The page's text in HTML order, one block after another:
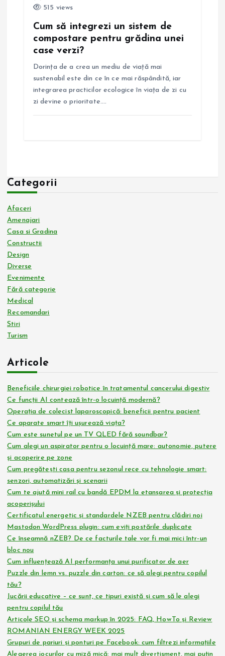
515 views
Cum să integrezi un sistem de
compostare pentru grădina unei
case verzi?
Dorința de a crea un mediu de viață mai
sustenabil este din ce în ce mai răspândită, iar
integrarea practicilor ecologice în viața de zi cu
zi devine o prioritate.…
Categorii
Afaceri
Amenajari
Casa si Gradina
Constructii
Design
Diverse
Evenimente
Fără categorie
Medical
Recomandari
Stiri
Turism
Articole
Beneficiile chirurgiei robotice în tratamentul cancerului digestiv
Ce funcții AI contează într-o locuință modernă?
Operația de colecist laparoscopică: beneficii pentru pacient
Ce aparate smart îți ușurează viața?
Cum este sunetul pe un TV QLED fără soundbar?
Cum alegi un aspirator pentru o locuință mare: autonomie, putere
și acoperire pe zone
Cum pregătești casa pentru sezonul rece cu tehnologie smart:
senzori, automatizări și scenarii
Cum te ajută mini rail cu bandă EPDM la etanșarea și protecția
acoperișului
Certificatul energetic și standardele NZEB pentru clădiri noi
Mastodon WordPress plugin: cum eviți postările duplicate
Ce înseamnă nZEB? De ce facturile tale vor fi mai mici într-un
bloc nou
Cum influențează AI performanța unui purificator de aer
Puzzle din lemn vs. puzzle din carton: ce să alegi pentru copilul
tău?
Jucării educative – ce sunt, ce tipuri există și cum să le alegi
pentru copilul tău
Articole SEO și schema markup în 2025: FAQ, HowTo și Review
ROMANIAN ENERGY WEEK 2025
Grupuri de pariuri și ponturi pe Facebook: cum filtrezi informațiile
Alegerea jocurilor cu miză mică: mai mult divertisment, mai puțin